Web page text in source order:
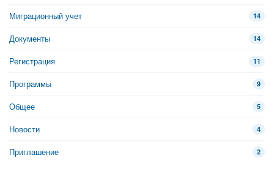
Миграционный учет 14
Документы 14
Регистрация 11
Программы 9
Общее 5
Новости 4
Приглашение 2